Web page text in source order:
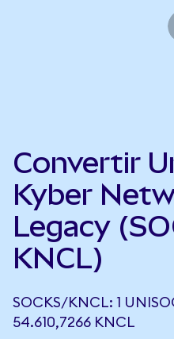
Convertir
Kyber
Legacy
KNCL)
SOCKS/KNCL: 1
54.610,7266 KNCL